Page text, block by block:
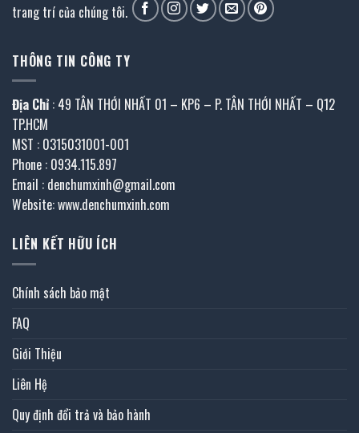
trang trí của chúng tôi.
THÔNG TIN CÔNG TY
Địa Chỉ : 49 TÂN THỚI NHẤT 01 – KP6 – P. TÂN THỚI NHẤT – Q12
TP.HCM
MST : 0315031001-001
Phone : 0934.115.897
Email : denchumxinh@gmail.com
Website: www.denchumxinh.com
LIÊN KẾT HỮU ÍCH
Chính sách bảo mật
FAQ
Giới Thiệu
Liên Hệ
Quy định đổi trả và bảo hành